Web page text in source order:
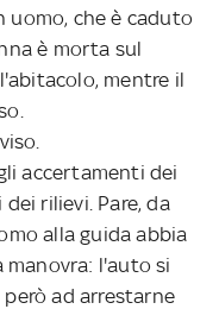
uomo, che è caduto
è morta sul
mentre il
accertamenti dei
rilievi. Pare, da
alla guida abbia
l'auto si
ad arrestarne